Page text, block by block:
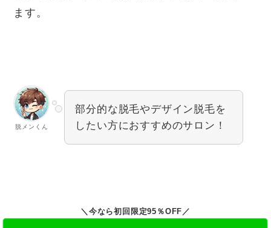
ます。
脱メンくん
部分的な脱毛やデザイン脱毛を
したい方におすすめのサロン！
＼ 今なら初回限定95％OFF ／